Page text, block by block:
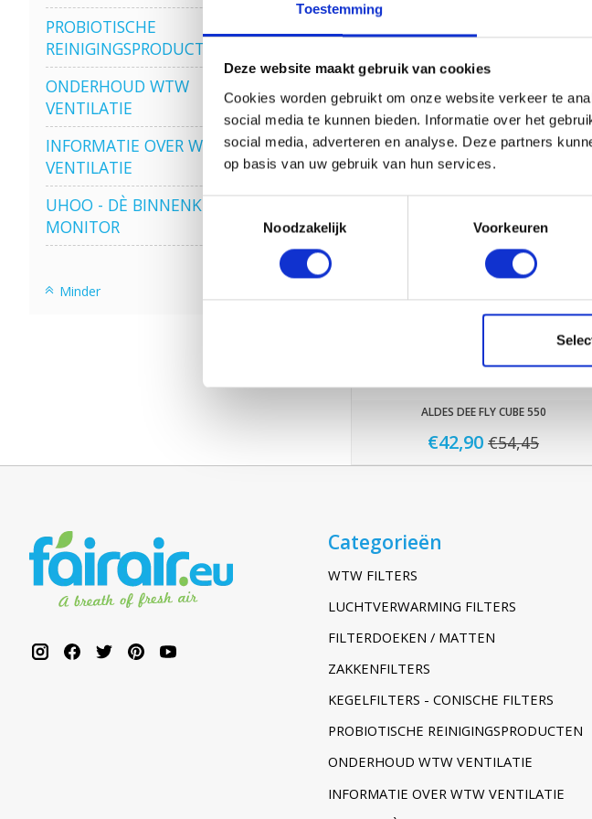
Toestemming
Deze website maakt gebruik van cookies
Cookies worden gebruikt om onze website verkeer te
social media te kunnen bieden. Informatie over het
social media, adverteren en analyse. Deze partners
op basis van uw gebruik van hun services.
Noodzakelijk
Voorkeuren
PROBIOTISCHE
REINIGINGSPRODUCTEN
ONDERHOUD WTW
VENTILATIE
INFORMATIE OVER WTW
VENTILATIE
UHOO - DÈ BINNENKLIMAAT
MONITOR
Minder
€45,95 €55,95
Sale
ALDES DEE FLY CUBE 550
€42,90 €54,45
Categorieën
WTW FILTERS
LUCHTVERWARMING FILTERS
FILTERDOEKEN / MATTEN
ZAKKENFILTERS
KEGELFILTERS - CONISCHE FILTERS
PROBIOTISCHE REINIGINGSPRODUCTEN
ONDERHOUD WTW VENTILATIE
INFORMATIE OVER WTW VENTILATIE